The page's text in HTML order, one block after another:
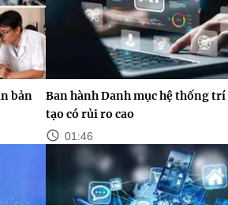
bản
Ban hành Danh mục hệ thống
tạo có rủi ro cao
01:46